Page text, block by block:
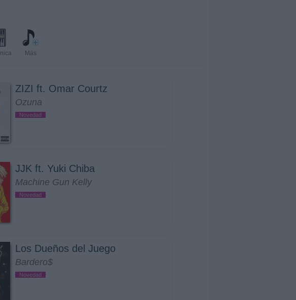
Más
ZIZI ft. Omar Courtz
Ozuna
Novedad
JJK ft. Yuki Chiba
Machine Gun Kelly
Novedad
Los Dueños del Juego
Bardero$
Novedad